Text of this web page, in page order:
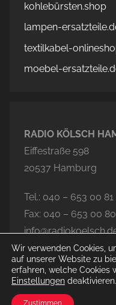
kohlebürsten.shop
lampen-
textilkabel-
moebel-
RADIO KÖLSCH
Eiffestraße 598
20537 Hamburg
Tel.: 040 – 653 00 81
Fax: 040 – 653 00 80
© 2026
Wir verwenden Cookies,
auf unserer Website zu
erfahren, welche Cookies
Einstellungen deaktivieren.
Zustimmen